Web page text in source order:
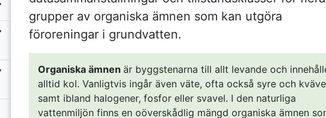
grupper av organiska ämnen som kan utgöra
föroreningar i grundvatten.
Organiska ämnen är byggstenarna till allt levande och
alltid kol. Vanligtvis ingår även väte, ofta också syre och
samt ibland halogener, fosfor eller svavel. I den naturliga
vattenmiljön finns en oöverskådlig mängd organiska ämnen